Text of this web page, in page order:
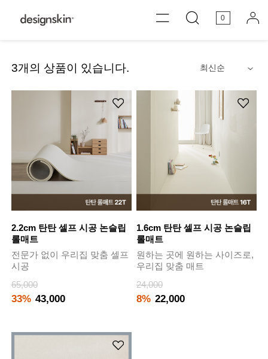
0
3개의 상품이 있습니다.
2.2cm 탄탄 셀프 시공 논슬립
롤매트
전문가 없이 우리집 맞춤 셀프
시공
65,000
33% 43,000
1.6cm 탄탄 셀프 시공 논슬립
롤매트
원하는 곳에 원하는 사이즈로,
우리집 맞춤 매트
24,000
8% 22,000